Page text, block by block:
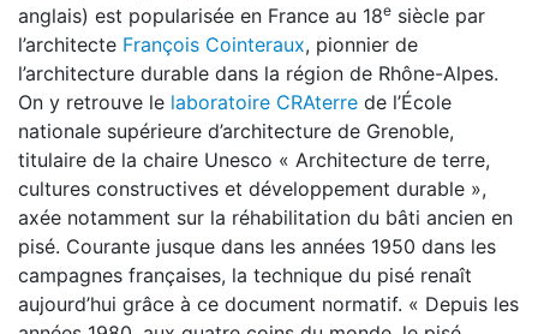
anglais) est popularisée en France au 18e siècle par
l’architecte François Cointeraux, pionnier de
l’architecture durable dans la région de Rhône-Alpes.
On y retrouve le laboratoire CRAterre de l’École
nationale supérieure d’architecture de Grenoble,
titulaire de la chaire Unesco « Architecture de terre,
cultures constructives et développement durable »,
axée notamment sur la réhabilitation du bâti ancien en
pisé. Courante jusque dans les années 1950 dans les
campagnes françaises, la technique du pisé renaît
aujourd’hui grâce à ce document normatif. « Depuis les